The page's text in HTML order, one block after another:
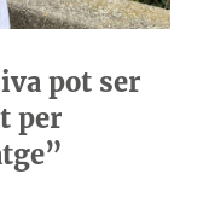
pot ser
per